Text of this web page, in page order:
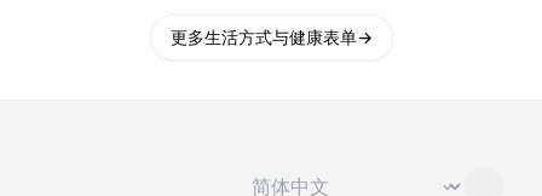
更多生活方式与健康表单→
切换语言 ⌄